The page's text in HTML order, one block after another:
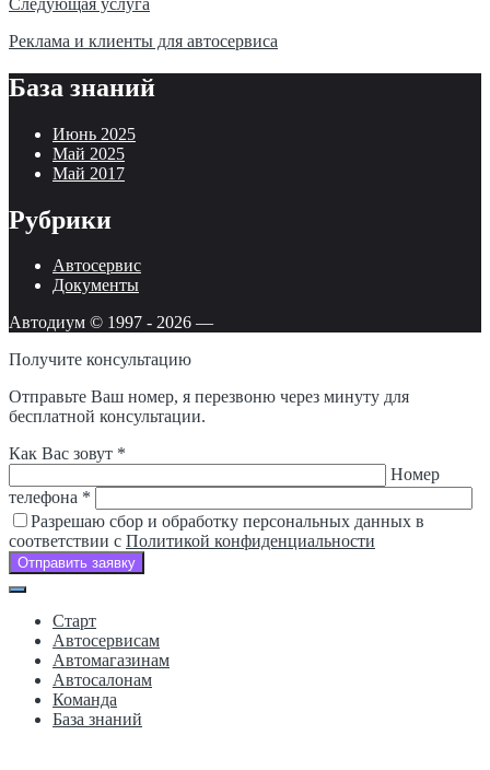
Реклама и клиенты для автосервиса
База знаний
Июнь 2025
Май 2025
Май 2017
Рубрики
Автосервис
Документы
Автодиум © 1997 - 2026 —
Получите консультацию
Отправьте Ваш номер, я перезвоню через минуту для
бесплатной консультации.
Как Вас зовут *
Номер
телефона *
Разрешаю сбор и обработку персональных данных в
соответствии с Политикой конфиденциальности
Отправить заявку
Старт
Автосервисам
Автомагазинам
Автосалонам
Команда
База знаний